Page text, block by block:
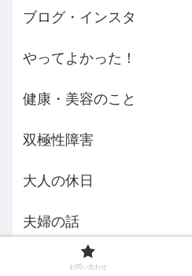
ブログ・インスタ
やってよかった！
健康・美容のこと
双極性障害
大人の休日
夫婦の話
実家問題お問い合わせ